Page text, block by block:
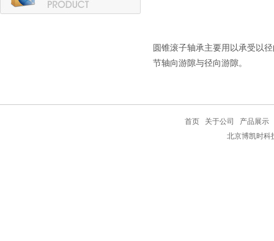
圆锥滚子轴承主要用以承受以
节轴向游隙与径向游隙。
首页 关于公司
产品展示
北京博凯时科